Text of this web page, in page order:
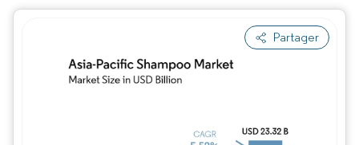
Partager